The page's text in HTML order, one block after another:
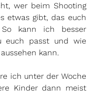
wer beim Shooting
etwas gibt, das euch
kann ich besser
euch passt und wie
kann.
ich unter der Woche
Kinder dann meist